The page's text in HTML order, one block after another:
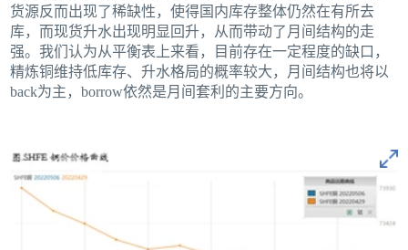
货源反而出现了稀缺性，使得国内库存整体仍然在有所去
库，而现货升水出现明显回升，从而带动了月间结构的走
强。我们认为从平衡表上来看，目前存在一定程度的缺口，
精炼铜维持低库存、升水格局的概率较大，月间结构也将以
back为主，borrow依然是月间套利的主要方向。